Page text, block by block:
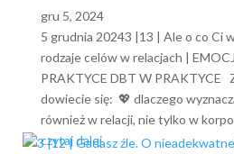
gru 5, 2024
5 grudnia 20243 |13 | Ale o co Ci
rodzaje celów w relacjach |
PRAKTYCE DBT W PRAKTYCE
dowiecie się: 💖 dlaczego
również w relacji, nie tylko w
czytaj dalej